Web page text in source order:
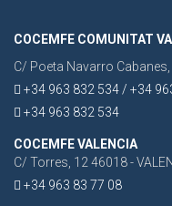
COCEMFE COMUNITAT
C/ Poeta Navarro Cabanes,
+34 963 832 534 / +34
+34 963 832 534
COCEMFE VALENCIA
C/ Torres, 12 46018 -
+34 963 83 77 08